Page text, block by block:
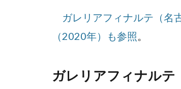
ガレリアフィナルテ（名
（2020年）も参照。
ガレリアフィナル